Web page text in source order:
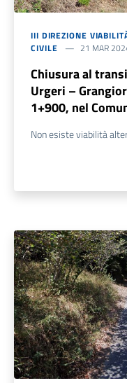
III DIREZIONE
CIVILE
21 MAR
Chiusura al
Urgeri –
1+900, nel
Non esiste viabilità